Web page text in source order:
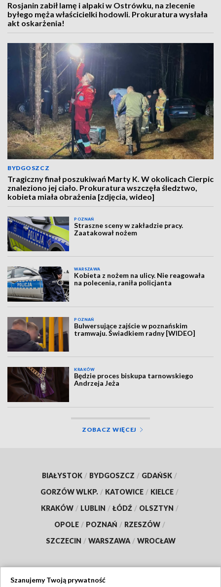
Rosjanin zabił lamę i alpaki w Ostrówku, na zlecenie
byłego męża właścicielki hodowli. Prokuratura wysłała
akt oskarżenia!
BYDGOSZCZ
Tragiczny finał poszukiwań Marty K. W okolicach Cierpic
znaleziono jej ciało. Prokuratura wszczęła śledztwo,
kobieta miała obrażenia [zdjęcia, wideo]
POZNAŃ
Straszne sceny w zakładzie pracy.
Zaatakował nożem
WARSZAWA
Kobieta z nożem na ulicy. Nie reagowała
na polecenia, raniła policjanta
POZNAŃ
Bulwersujące zajście w poznańskim
tramwaju. Świadkiem radny [WIDEO]
KRAKÓW
Będzie proces biskupa tarnowskiego
Andrzeja Jeża
ZOBACZ WIĘCEJ
BIAŁYSTOK / BYDGOSZCZ / GDAŃSK /
GORZÓW WLKP. / KATOWICE / KIELCE /
KRAKÓW / LUBLIN / ŁÓDŹ / OLSZTYN /
OPOLE / POZNAŃ / RZESZÓW /
SZCZECIN / WARSZAWA / WROCŁAW
Szanujemy Twoją prywatność